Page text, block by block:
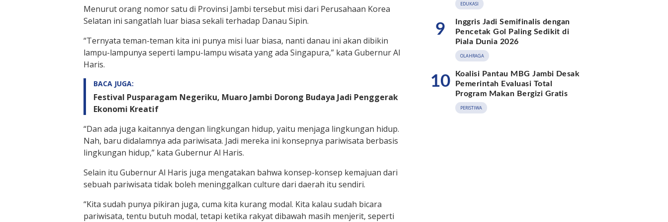
Menurut orang nomor satu di Provinsi Jambi tersebut misi dari Perusahaan Korea
Selatan ini sangatlah luar biasa sekali terhadap Danau Sipin.
“Ternyata teman-teman kita ini punya misi luar biasa, nanti danau ini akan dibikin
lampu-lampunya seperti lampu-lampu wisata yang ada Singapura,” kata Gubernur Al
Haris.
BACA JUGA:
Festival Pusparagam Negeriku, Muaro Jambi Dorong Budaya Jadi Penggerak
Ekonomi Kreatif
“Dan ada juga kaitannya dengan lingkungan hidup, yaitu menjaga lingkungan hidup.
Nah, baru didalamnya ada pariwisata. Jadi mereka ini konsepnya pariwisata berbasis
lingkungan hidup,” kata Gubernur Al Haris.
Selain itu Gubernur Al Haris juga mengatakan bahwa konsep-konsep kemajuan dari
sebuah pariwisata tidak boleh meninggalkan culture dari daerah itu sendiri.
“Kita sudah punya pikiran juga, cuma kita kurang modal. Kita kalau sudah bicara
pariwisata, tentu butuh modal, tetapi ketika rakyat dibawah masih menjerit, seperti
EDUKASI
9
Inggris Jadi Semifinalis dengan
Pencetak Gol Paling Sedikit di
Piala Dunia 2026
OLAHRAGA
10
Koalisi Pantau MBG Jambi Desak
Pemerintah Evaluasi Total
Program Makan Bergizi Gratis
PERISTIWA